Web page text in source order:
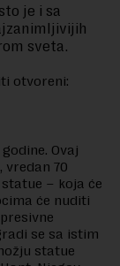
je i sa
sveta.
otvoreni:
Ovaj
vredan 70
– koja će
će nuditi
se sa istim
statue